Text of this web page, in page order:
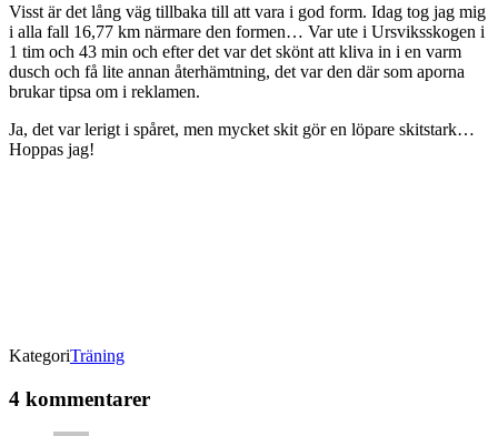
Visst är det lång väg tillbaka till att vara i god form. Idag tog jag mig
i alla fall 16,77 km närmare den formen… Var ute i Ursviksskogen i
1 tim och 43 min och efter det var det skönt att kliva in i en varm
dusch och få lite annan återhämtning, det var den där som aporna
brukar tipsa om i reklamen.
Ja, det var lerigt i spåret, men mycket skit gör en löpare skitstark…
Hoppas jag!
KategoriTräning
4 kommentarer